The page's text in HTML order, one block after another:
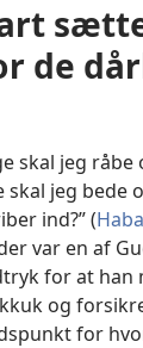
de
skal jeg
skal jeg bede
ind?” (
var en af
for at han
og
for